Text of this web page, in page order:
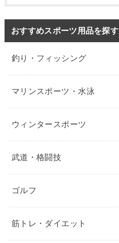
おすすめスポーツ用品を探す
釣り・フィッシング
マリンスポーツ・水泳
ウィンタースポーツ
武道・格闘技
ゴルフ
筋トレ・ダイエット